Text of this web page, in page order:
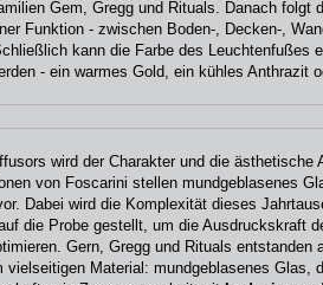
Gem, Gregg und Rituals. Danach folgt
Funktion - zwischen Boden-, Decken-,
kann die Farbe des Leuchtenfußes
- ein warmes Gold, ein kühles Anthrazit
wird der Charakter und die ästhetische
von Foscarini stellen mundgeblasenes
Dabei wird die Komplexität dieses
die Probe gestellt, um die Ausdruckskraft
Gern, Gregg und Rituals entstanden
vielseitigen Material: mundgeblasenes Glas,